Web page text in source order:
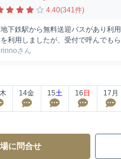
4.40(341件)
地下鉄駅から無料送迎バスがあり利
を利用しましたが、受付で呼んでも
rinnoさん
木 14金 15土 16 日 17 月
に問合せ